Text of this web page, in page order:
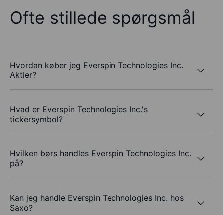
Ofte stillede spørgsmål
Hvordan køber jeg Everspin Technologies Inc.
Aktier?
Hvad er Everspin Technologies Inc.'s
tickersymbol?
Hvilken børs handles Everspin Technologies Inc.
på?
Kan jeg handle Everspin Technologies Inc. hos
Saxo?